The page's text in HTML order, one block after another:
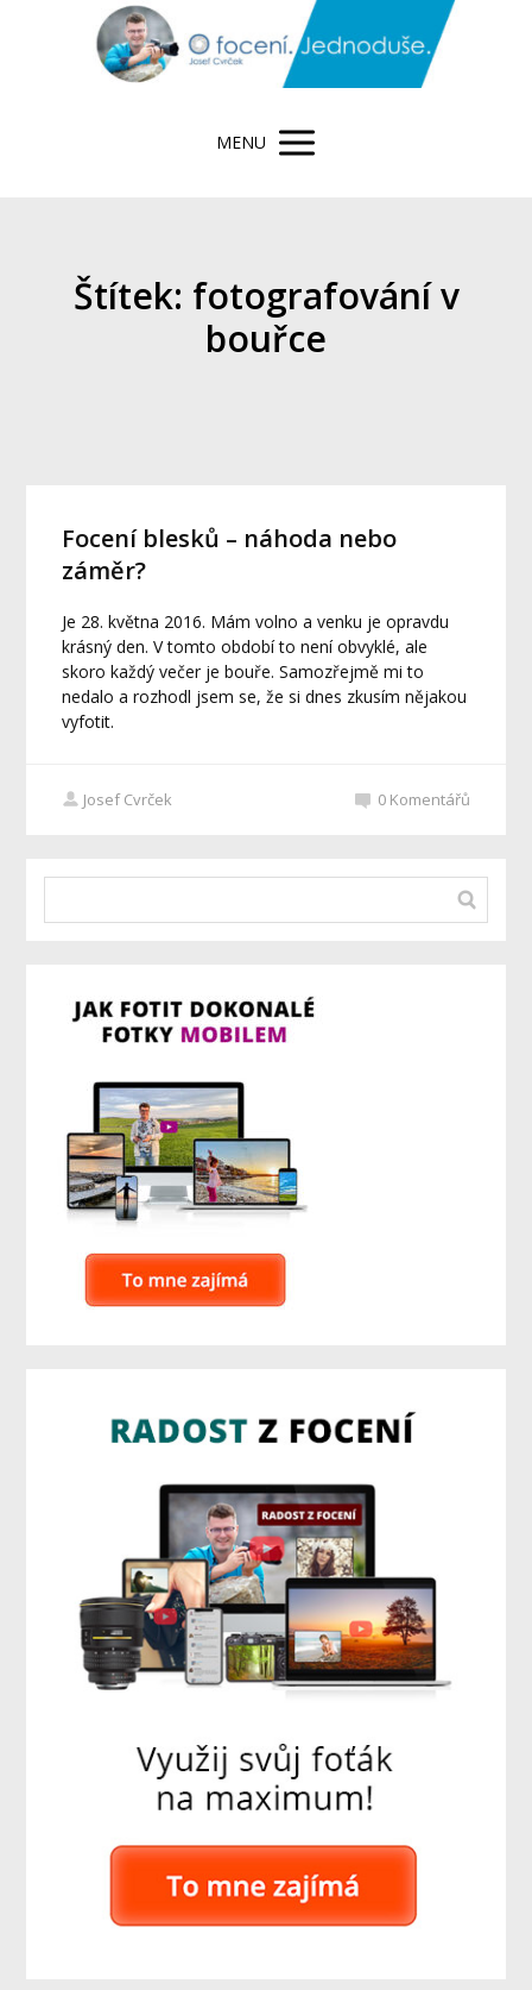
MENU
Štítek: fotografování v
bouřce
Focení blesků – náhoda nebo
záměr?
Je 28. května 2016. Mám volno a venku je opravdu
krásný den. V tomto období to není obvyklé, ale
skoro každý večer je bouře. Samozřejmě mi to
nedalo a rozhodl jsem se, že si dnes zkusím nějakou
vyfotit.
Josef Cvrček 0 Komentářů